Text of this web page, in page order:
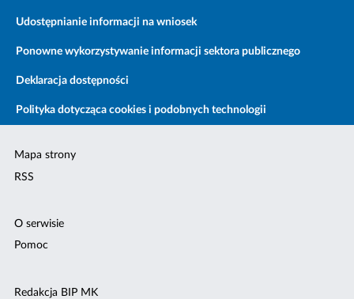
Udostępnianie informacji na wniosek
Ponowne wykorzystywanie informacji sektora publicznego
Deklaracja dostępności
Polityka dotycząca cookies i podobnych technologii
Mapa strony
RSS
O serwisie
Pomoc
Redakcja BIP MK